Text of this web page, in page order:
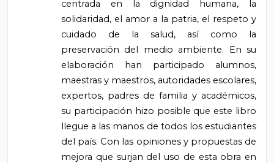
centrada en la dignidad humana, la
solidaridad, el amor a la patria, el respeto y
cuidado de la salud, así como la
preservación del medio ambiente. En su
elaboración han participado alumnos,
maestras y maestros, autoridades escolares,
expertos, padres de familia y académicos,
su participación hizo posible que este libro
llegue a las manos de todos los estudiantes
del país. Con las opiniones y propuestas de
mejora que surjan del uso de esta obra en